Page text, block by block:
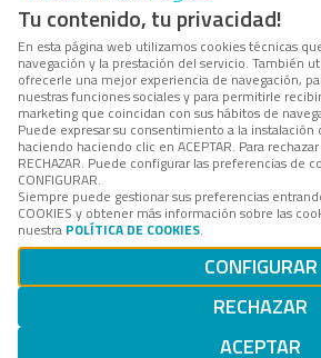
Tu contenido, tu privacidad!
En esta página web utilizamos cookies técnicas
navegación y la prestación del servicio. También
ofrecerle una mejor experiencia de navegación,
nuestras funciones sociales y para permitirle
marketing que coincidan con sus hábitos de
Puede expresar su consentimiento a la
haciendo haciendo clic en ACEPTAR. Para
RECHAZAR. Puede configurar las preferencias de
CONFIGURAR.
Siempre puede gestionar sus preferencias
COOKIES y obtener más información sobre las
nuestra POLÍTICA DE COOKIES.
CONFIGURAR
RECHAZAR
ACEPTAR